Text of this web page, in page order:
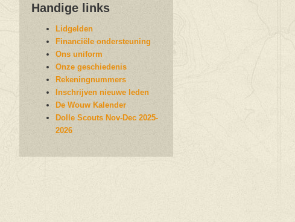
Handige links
Lidgelden
Financiële ondersteuning
Ons uniform
Onze geschiedenis
Rekeningnummers
Inschrijven nieuwe leden
De Wouw Kalender
Dolle Scouts Nov-Dec 2025-
2026